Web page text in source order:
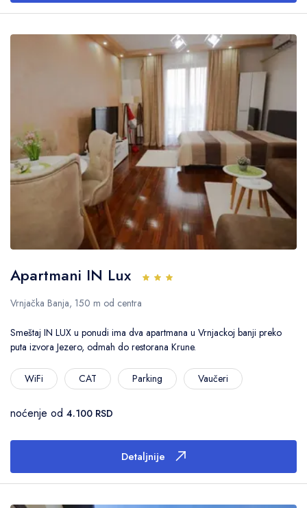
Apartmani IN Lux
Vrnjačka Banja, 150 m od centra
Smeštaj IN LUX u ponudi ima dva apartmana u Vrnjackoj banji preko
puta izvora Jezero, odmah do restorana Krune.
WiFi CAT Parking Vaučeri
noćenje od 4.100 RSD
Detaljnije